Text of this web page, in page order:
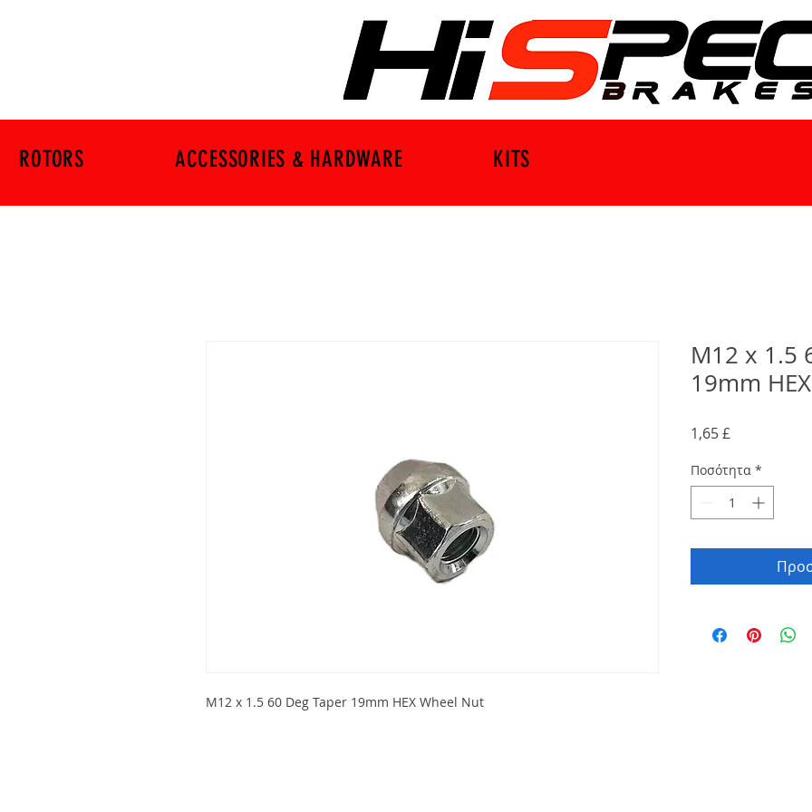
ROTORS ACCESSORIES & HARDWARE KITS
M12 x 1.5 60 Deg Taper 19mm HEX Wheel Nut
M12 x 1.5
19mm
1,65 £
Ποσότητα *